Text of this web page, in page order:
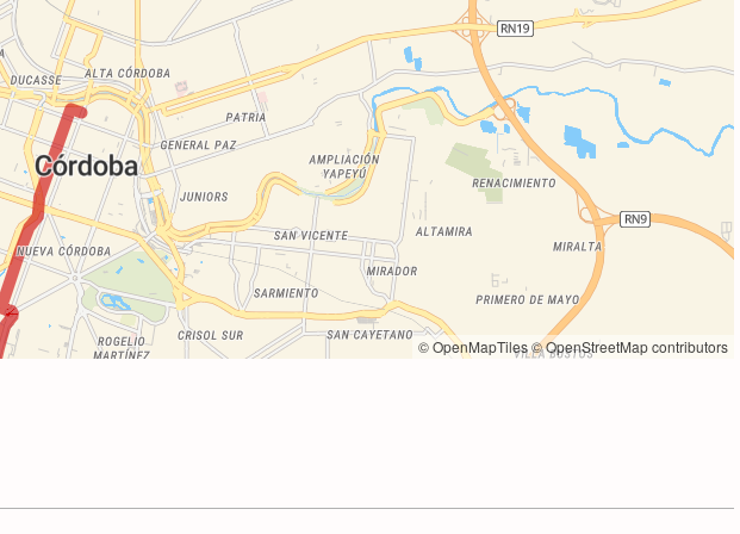
© OpenMapTiles© OpenStreetMap contributors